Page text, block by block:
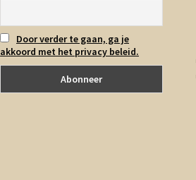
Door verder te gaan, ga je
akkoord met het privacy beleid.